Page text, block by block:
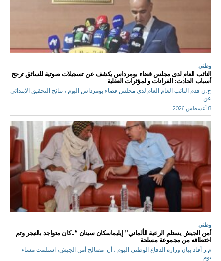
وطني
النائب العام لدى مجلس قضاء بومرداس يكشف عن تسجيلات صوتية للسائق ترجح
أسباب الحادث: الفرانات والمؤثرات العقلية
ح.ن قدم النائب العام العام لدى مجلس قضاء بومرداس اليوم ، نتائج التحقيق الابتدائي
عن...
8 أغسطس 2026
وطني
أمن الجيش يستلم الرعية الألماني” إيليماسكان سينان “..كان متواجد بالنيجر وتم
اختطافه من مجموعة مسلحة
م.ر أفاد بيان وزارة الدفاع الوطني اليوم ، أن مصالح أمن الجيش، استلمت مساء
يوم...